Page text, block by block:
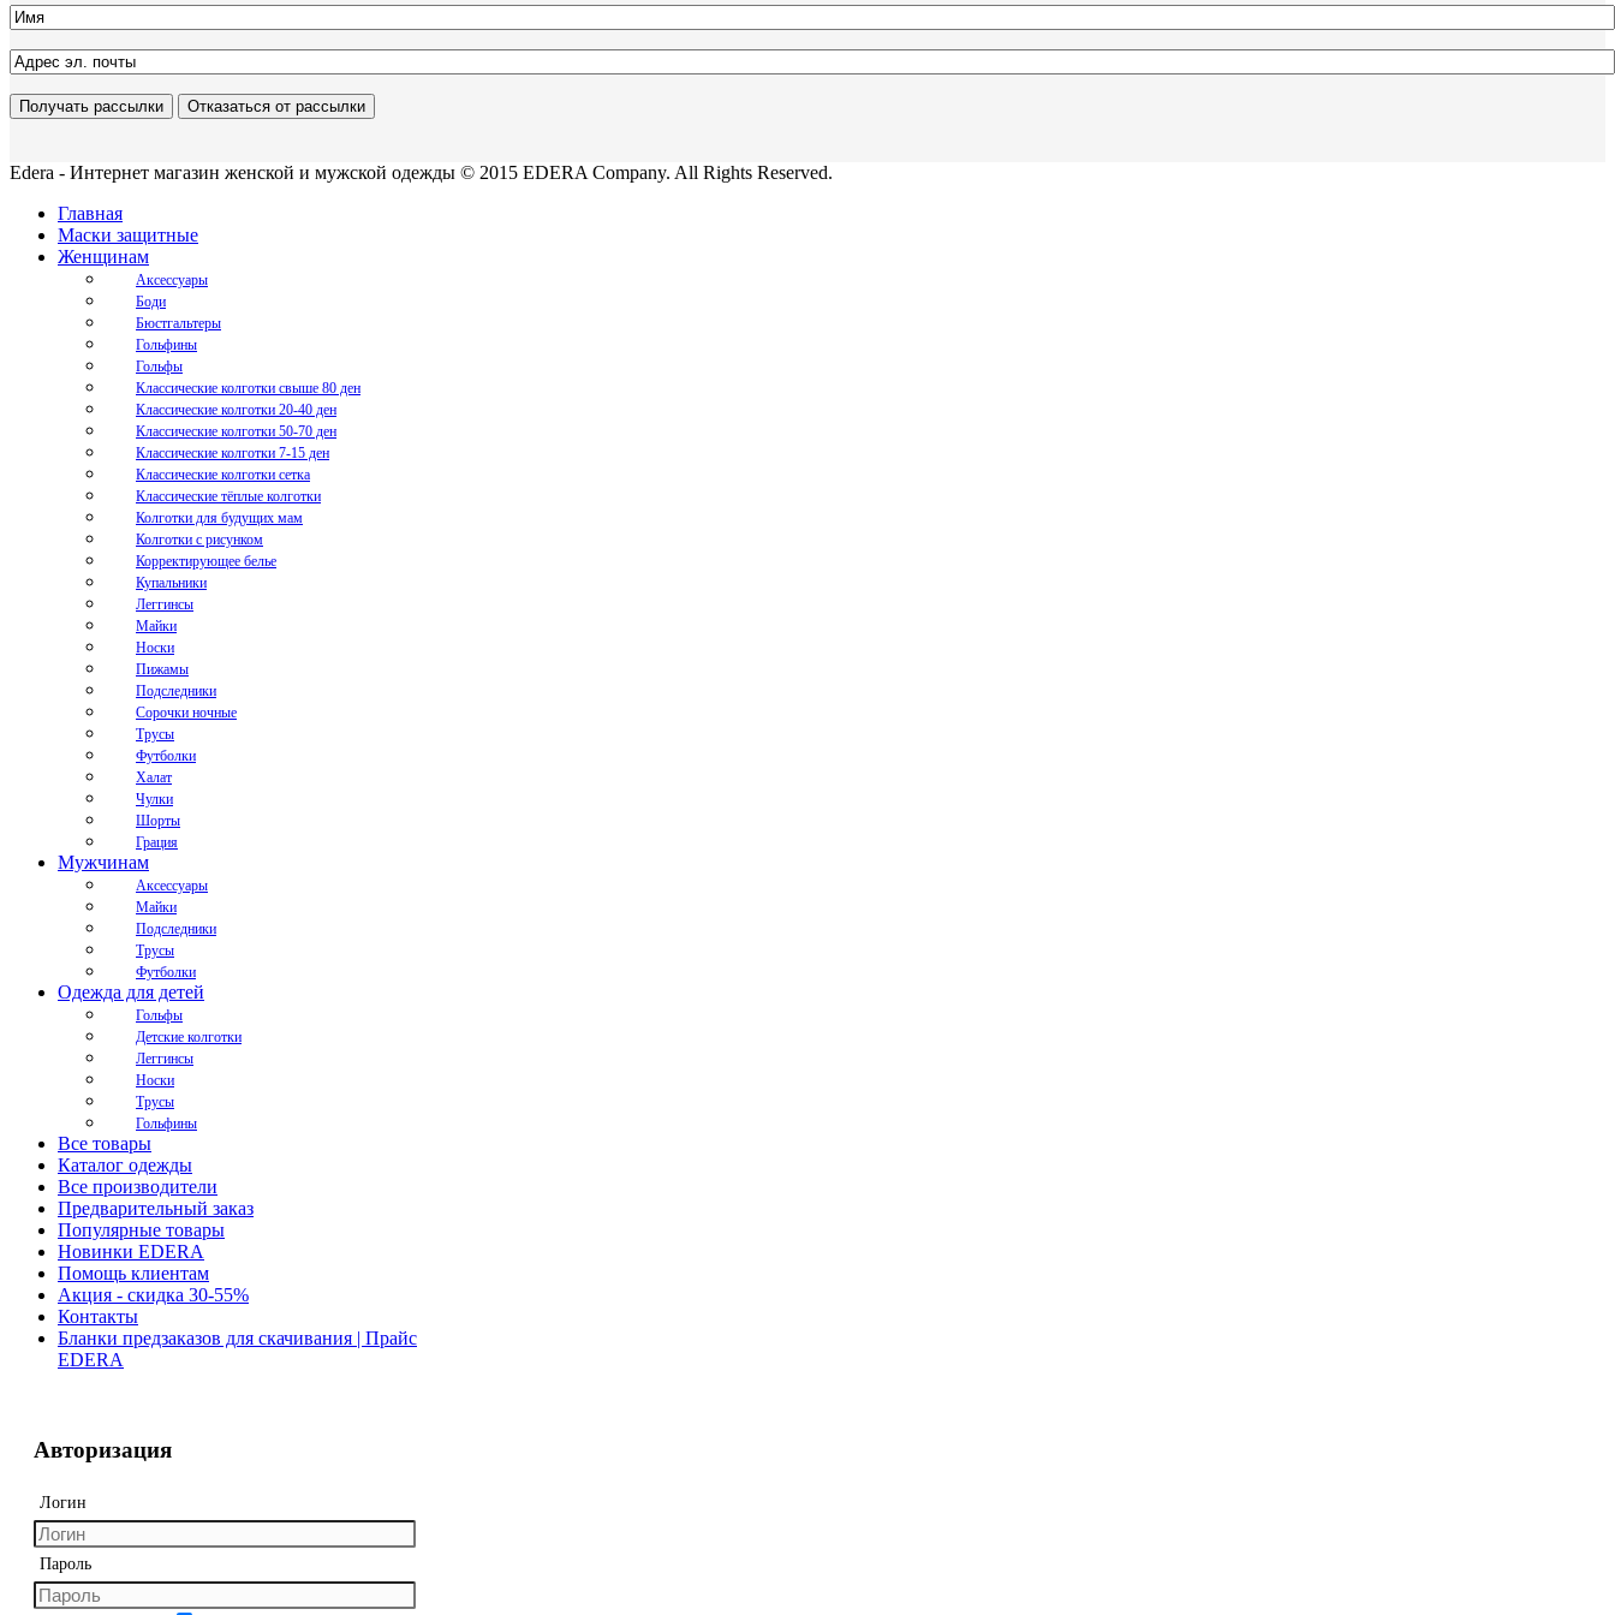
Edera - Интернет магазин женской и мужской одежды © 2015 EDERA Company. All Rights Reserved.
Главная
Маски защитные
Женщинам
Аксессуары
Боди
Бюстгальтеры
Гольфины
Гольфы
Классические колготки свыше 80 ден
Классические колготки 20-40 ден
Классические колготки 50-70 ден
Классические колготки 7-15 ден
Классические колготки сетка
Классические тёплые колготки
Колготки для будущих мам
Колготки с рисунком
Корректирующее белье
Купальники
Леггинсы
Майки
Носки
Пижамы
Подследники
Сорочки ночные
Трусы
Футболки
Халат
Чулки
Шорты
Грация
Мужчинам
Аксессуары
Майки
Подследники
Трусы
Футболки
Одежда для детей
Гольфы
Детские колготки
Леггинсы
Носки
Трусы
Гольфины
Все товары
Каталог одежды
Все производители
Предварительный заказ
Популярные товары
Новинки EDERA
Помощь клиентам
Акция - скидка 30-55%
Контакты
Бланки предзаказов для скачивания | Прайс
EDERA
Авторизация
Логин
Пароль